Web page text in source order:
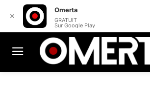
✕
Omerta
GRATUIT
Sur Google Play